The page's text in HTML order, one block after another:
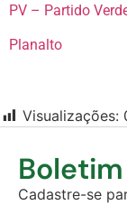
PV – Partido
Planalto
Visualizações:
Cadastre-se